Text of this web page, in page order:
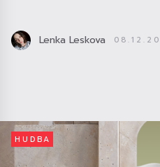
Lenka Leskova
HUDBA